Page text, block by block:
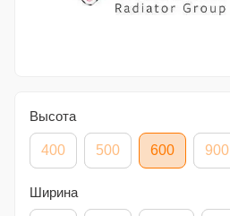
Высота
400 500 600 900
Ширина